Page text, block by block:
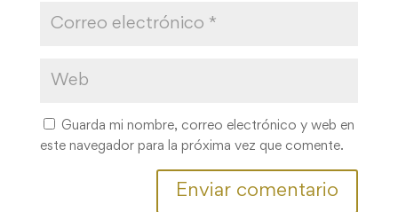
Guarda mi nombre, correo electrónico y web en
este navegador para la próxima vez que comente.